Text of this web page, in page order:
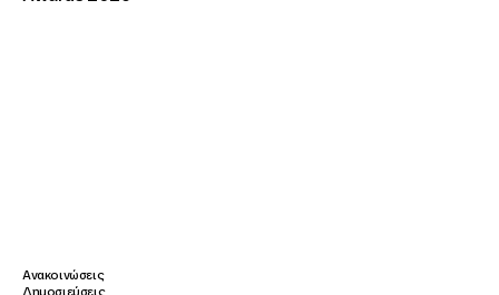
Ανακοινώσεις
Δημοσιεύσεις